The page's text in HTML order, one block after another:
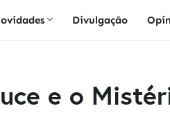
Divulgação
e o